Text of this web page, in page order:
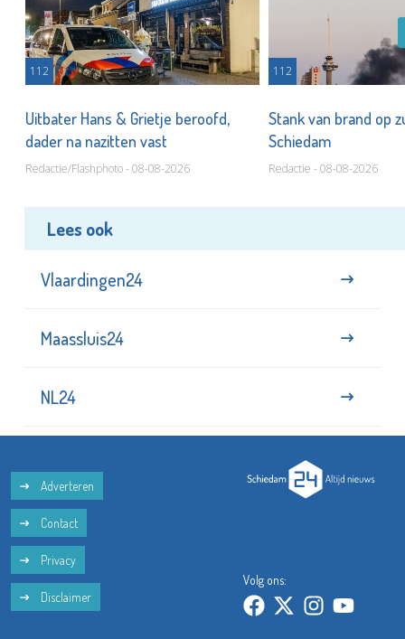
112
Uitbater Hans & Grietje beroofd,
dader na nazitten vast
Redactie/Flashphoto - 08-08-2026
112
Stank van brand op
Schiedam
Redactie - 08-08-2026
Lees ook
Vlaardingen24
Maassluis24
NL24
Adverteren
Contact
Privacy
Disclaimer
Volg ons: